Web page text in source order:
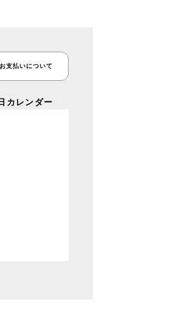
お支払いについて
カレンダー